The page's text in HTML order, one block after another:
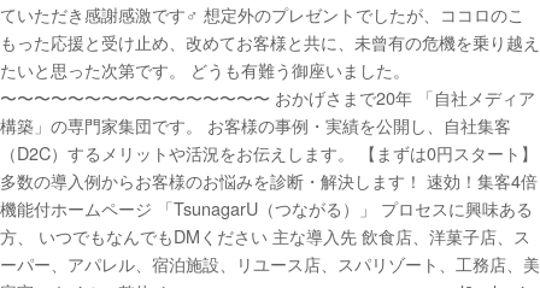
ていただき感謝感激です‍♂️ 想定外のプレゼントでしたが、ココロのこ
もった応援と受け止め、改めてお客様と共に、未曾有の危機を乗り越え
たいと思った次第です。 どうも有難う御座いました。
〜〜〜〜〜〜〜〜〜〜〜〜〜〜〜〜 おかげさまで20年 「自社メディア
構築」の専門家集団です。 お客様の事例・実績を公開し、自社集客
（D2C）するメリットや活況をお伝えします。 【まずは0円スタート】
多数の導入例からお客様のお悩みを診断・解決します！ 速効！集客4倍
機能付ホームページ 「TsunagarU（つながる）」 プロセスに興味ある
方、 いつでもなんでもDMください 主な導入先 飲食店、洋菓子店、ス
ーパー、アパレル、宿泊施設、リユース店、スパリゾート、工務店、美